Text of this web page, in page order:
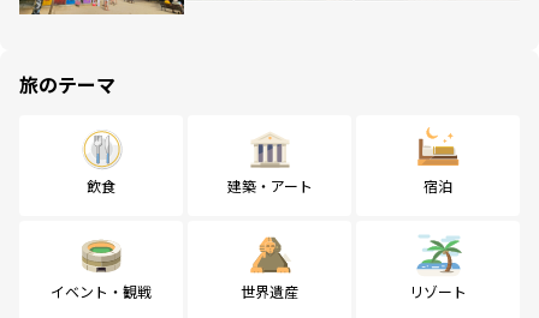
旅のテーマ
飲食 建築・アート 宿泊
イベント・観戦 世界遺産 リゾート